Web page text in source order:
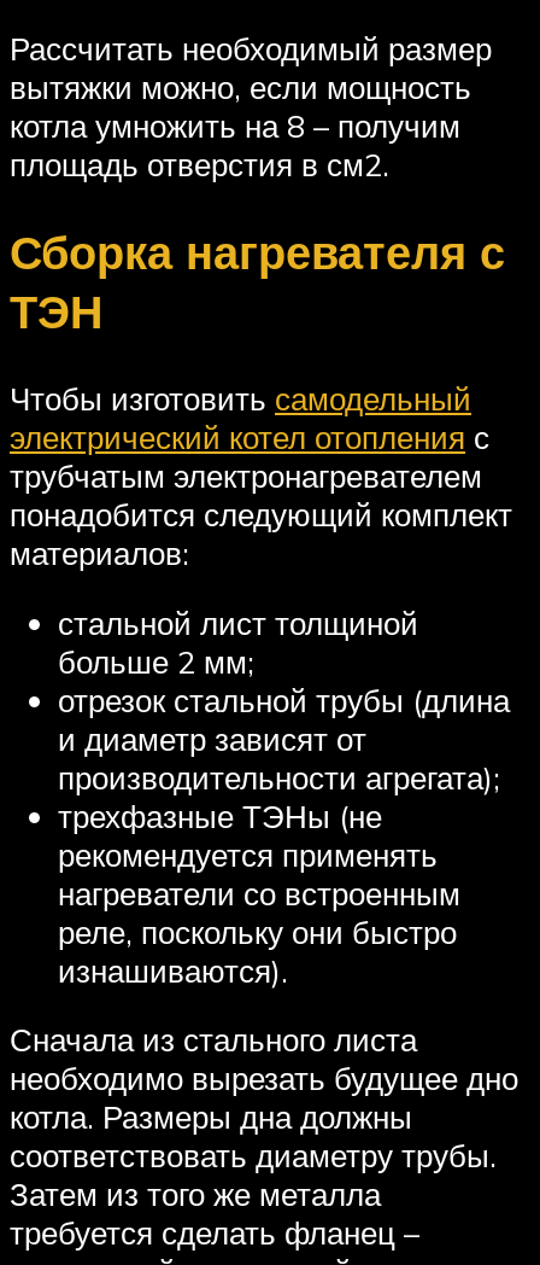
Рассчитать необходимый размер
вытяжки можно, если мощность
котла умножить на 8 – получим
площадь отверстия в см2.
Сборка нагревателя с
ТЭН
Чтобы изготовить самодельный
электрический котел отопления с
трубчатым электронагревателем
понадобится следующий комплект
материалов:
стальной лист толщиной
больше 2 мм;
отрезок стальной трубы (длина
и диаметр зависят от
производительности агрегата);
трехфазные ТЭНы (не
рекомендуется применять
нагреватели со встроенным
реле, поскольку они быстро
изнашиваются).
Сначала из стального листа
необходимо вырезать будущее дно
котла. Размеры дна должны
соответствовать диаметру трубы.
Затем из того же металла
требуется сделать фланец –